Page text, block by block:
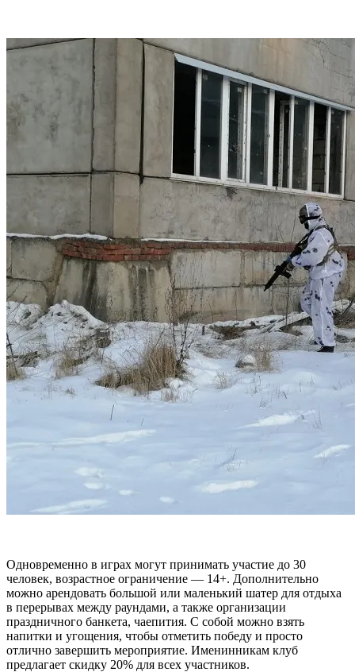
Одновременно в играх могут принимать участие до 30
человек, возрастное ограничение — 14+. Дополнительно
можно арендовать большой или маленький шатер для отдыха
в перерывах между раундами, а также организации
праздничного банкета, чаепития. С собой можно взять
напитки и угощения, чтобы отметить победу и просто
отлично завершить мероприятие. Именинникам клуб
предлагает скидку 20% для всех участников.